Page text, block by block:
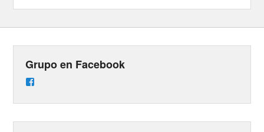
Grupo en Facebook
en